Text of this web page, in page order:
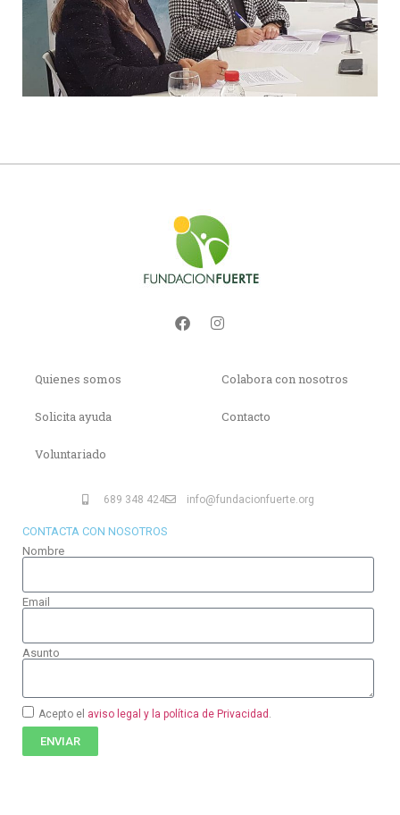
Quienes somos
Solicita ayuda
Voluntariado
Colabora con nosotros
Contacto
689 348 424 info@fundacionfuerte.org
CONTACTA CON NOSOTROS
Nombre
Email
Asunto
Acepto el aviso legal y la política de Privacidad .
ENVIAR